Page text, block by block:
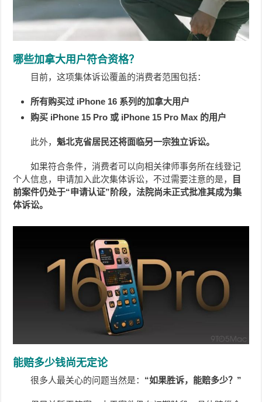
哪些加拿大用户符合资格？
目前，这项集体诉讼覆盖的消费者范围包括：
所有购买过 iPhone 16 系列的加拿大用户
购买 iPhone 15 Pro 或 iPhone 15 Pro Max 的用户
此外， 魁北克省居民还将面临另一宗独立诉讼。
如果符合条件，消费者可以向相关律师事务所在线登记
个人信息，申请加入此次集体诉讼，不过需要注意的是，
目
前案件仍处于“申请认证”阶段，法院尚未正式批准其成为集
体诉讼。
能赔多少钱尚无定论
很多人最关心的问题当然是： “如果胜诉，能赔多少？”